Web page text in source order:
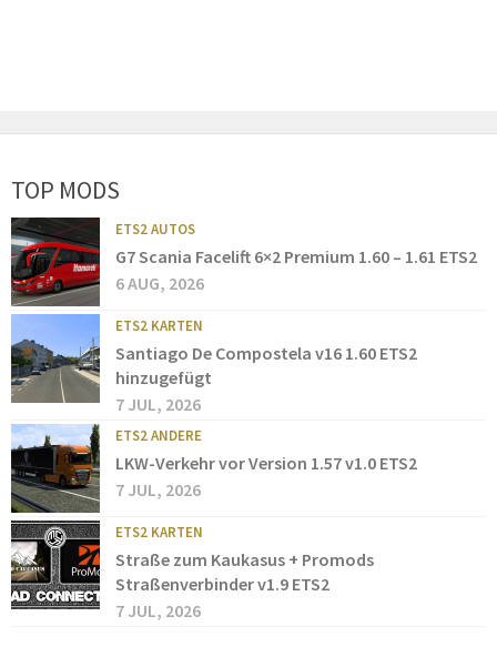
TOP MODS
ETS2 AUTOS
G7 Scania Facelift 6×2 Premium 1.60 – 1.61 ETS2
6 AUG, 2026
ETS2 KARTEN
Santiago De Compostela v16 1.60 ETS2
hinzugefügt
7 JUL, 2026
ETS2 ANDERE
LKW-Verkehr vor Version 1.57 v1.0 ETS2
7 JUL, 2026
ETS2 KARTEN
Straße zum Kaukasus + Promods
Straßenverbinder v1.9 ETS2
7 JUL, 2026